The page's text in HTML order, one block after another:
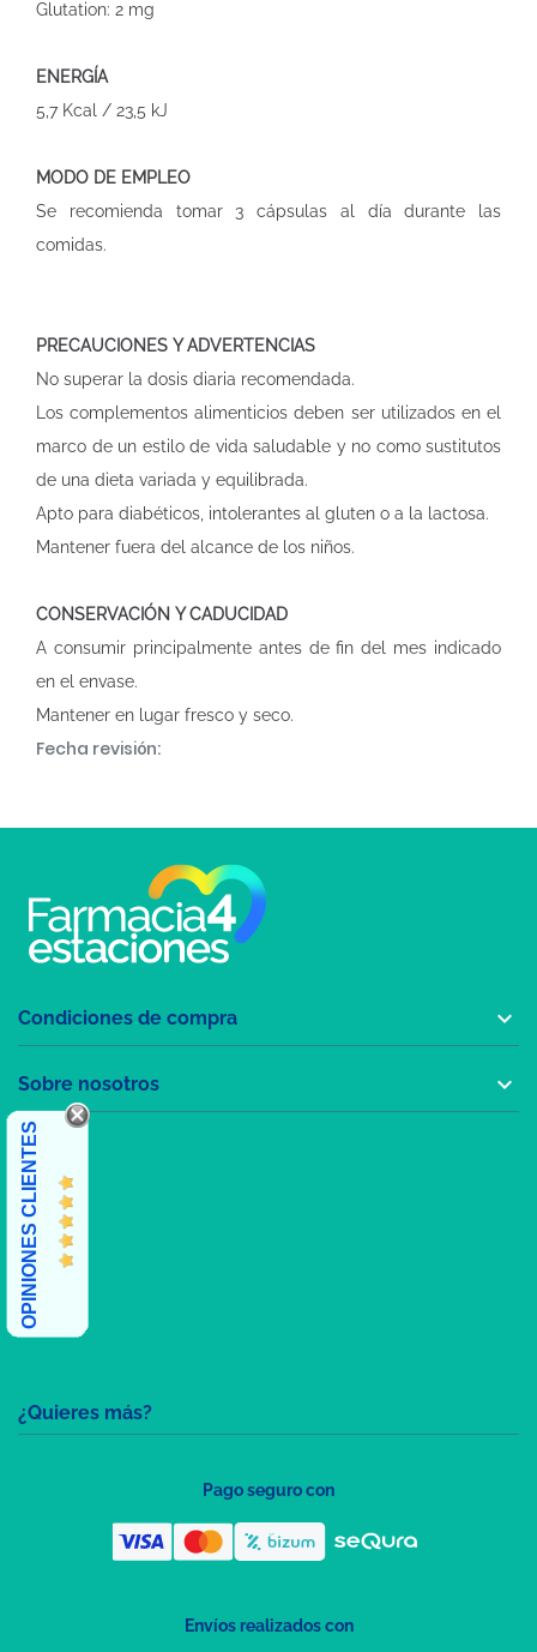
Glutation: 2 mg
ENERGÍA
5,7 Kcal / 23,5 kJ
MODO DE EMPLEO
Se recomienda tomar 3 cápsulas al día durante las
comidas.
PRECAUCIONES Y ADVERTENCIAS
No superar la dosis diaria recomendada.
Los complementos alimenticios deben ser utilizados en el
marco de un estilo de vida saludable y no como sustitutos
de una dieta variada y equilibrada.
Apto para diabéticos, intolerantes al gluten o a la lactosa.
Mantener fuera del alcance de los niños.
CONSERVACIÓN Y CADUCIDAD
A consumir principalmente antes de fin del mes indicado
en el envase.
Mantener en lugar fresco y seco.
Fecha revisión:
¿Quieres más?
Condiciones de compra 
Sobre nosotros 
OPINIONES CLIENTES
Pago seguro con
Envíos realizados con